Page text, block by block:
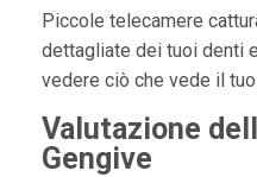
Piccole telecamere
dettagliate dei tuoi denti
vedere ciò che vede il
Valutazione
Gengive